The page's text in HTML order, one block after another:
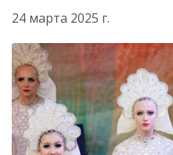
24 марта 2025 г.